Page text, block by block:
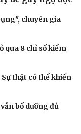
chuyên gia
qua 8 chỉ số kiểm
thật có thể khiến
bổ dưỡng đủ